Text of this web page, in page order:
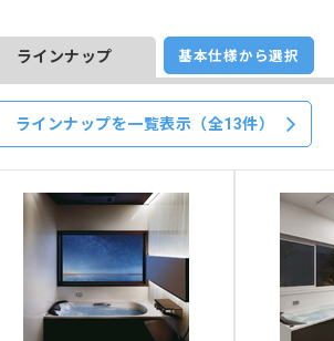
ラインナップ 基本仕様から選択
ラインナップを一覧表示（全13件）